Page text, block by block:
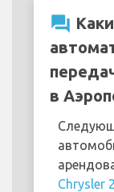
question_answer
в
Chrysler